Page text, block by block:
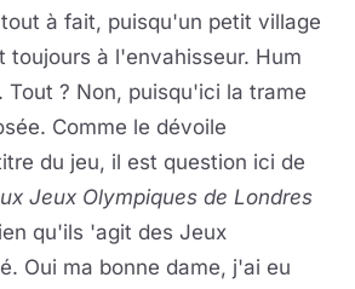
à fait, puisqu'un petit village
toujours à l'envahisseur. Hum
Tout ? Non, puisqu'ici la trame
Comme le dévoile
du jeu, il est question ici de
Jeux Olympiques de Londres
qu'ils 'agit des Jeux
Oui ma bonne dame, j'ai eu